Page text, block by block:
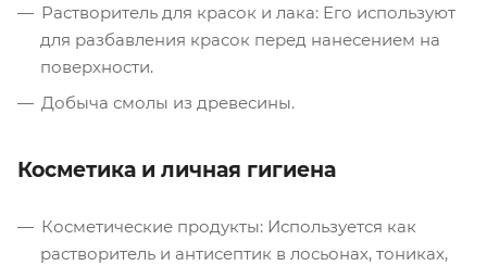
Растворитель для красок и лака: Его используют
для разбавления красок перед нанесением на
поверхности.
Добыча смолы из древесины.
Косметика и личная гигиена
Косметические продукты: Используется как
растворитель и антисептик в лосьонах, тониках,